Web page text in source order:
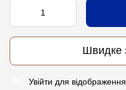
Швидке
Увійти для